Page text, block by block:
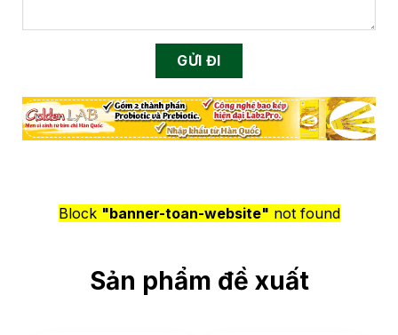
Block "banner-toan-website" not found
Sản phẩm đề xuất